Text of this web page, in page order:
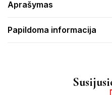
Aprašymas
Papildoma informacija